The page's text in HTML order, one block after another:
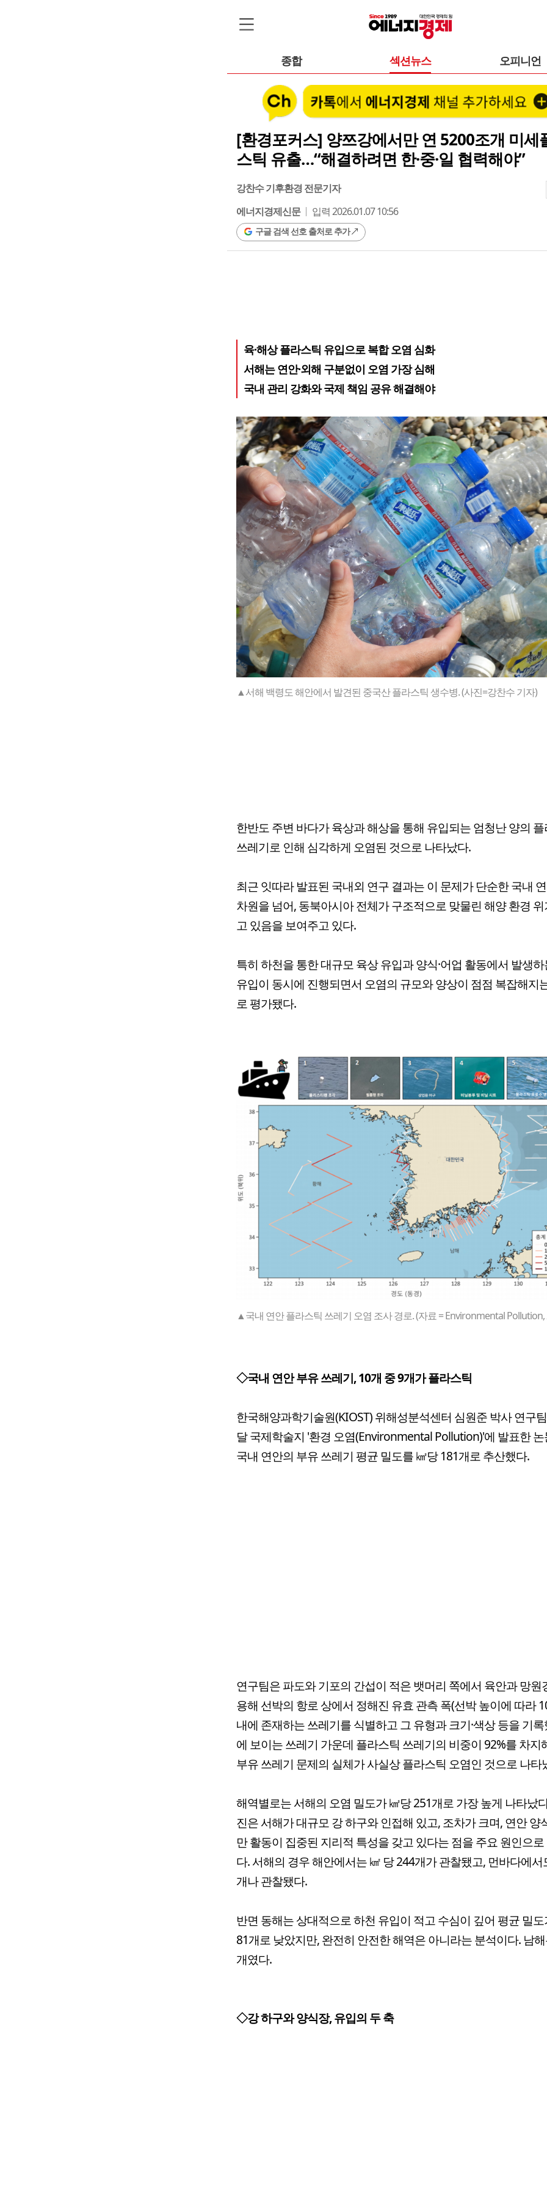
종합 섹션뉴스 오피니언
[환경포커스] 양쯔강에서만 연 5200조개 미세
스틱 유출…“해결하려면 한·중·일 협력해야”
강찬수 기후환경 전문기자
에너지경제신문
입력 2026.01.07 10:56
구글 검색 선호 출처로 추가
육·해상 플라스틱 유입으로 복합 오염 심화
서해는 연안·외해 구분없이 오염 가장 심해
국내 관리 강화와 국제 책임 공유 해결해야
▲서해 백령도 해안에서 발견된 중국산 플라스틱 생수병. (사진=강찬수 기자)
한반도 주변 바다가 육상과 해상을 통해 유입되는 엄청난 양의
쓰레기로 인해 심각하게 오염된 것으로 나타났다.
최근 잇따라 발표된 국내외 연구 결과는 이 문제가 단순한 국내
차원을 넘어, 동북아시아 전체가 구조적으로 맞물린 해양 환경
고 있음을 보여주고 있다.
특히 하천을 통한 대규모 육상 유입과 양식·어업 활동에서 발생
유입이 동시에 진행되면서 오염의 규모와 양상이 점점 복잡해지
로 평가됐다.
▲국내 연안 플라스틱 쓰레기 오염 조사 경로. (자료 = Environmental Pollution,
◇국내 연안 부유 쓰레기, 10개 중 9개가 플라스틱
한국해양과학기술원(KIOST) 위해성분석센터 심원준 박사 연구
달 국제학술지 '환경 오염(Environmental Pollution)'에 발표한
국내 연안의 부유 쓰레기 평균 밀도를 ㎢당 181개로 추산했다.
연구팀은 파도와 기포의 간섭이 적은 뱃머리 쪽에서 육안과 망원
용해 선박의 항로 상에서 정해진 유효 관측 폭(선박 높이에 따라
내에 존재하는 쓰레기를 식별하고 그 유형과 크기·색상 등을 기
에 보이는 쓰레기 가운데 플라스틱 쓰레기의 비중이 92%를 차지
부유 쓰레기 문제의 실체가 사실상 플라스틱 오염인 것으로 나타
해역별로는 서해의 오염 밀도가 ㎢당 251개로 가장 높게 나타났
진은 서해가 대규모 강 하구와 인접해 있고, 조차가 크며, 연안 양
만 활동이 집중된 지리적 특성을 갖고 있다는 점을 주요 원인으
다. 서해의 경우 해안에서는 ㎢ 당 244개가 관찰됐고, 먼바다에서
개나 관찰됐다.
반면 동해는 상대적으로 하천 유입이 적고 수심이 깊어 평균 밀
81개로 낮았지만, 완전히 안전한 해역은 아니라는 분석이다. 남
개였다.
◇강 하구와 양식장, 유입의 두 축